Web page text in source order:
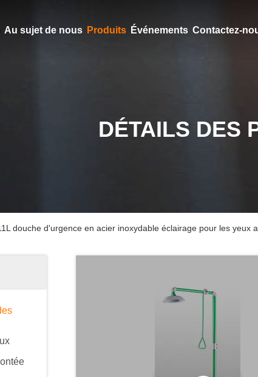
Au sujet de nous Produits Événements Contactez-
DÉTAILS DES
douche d'urgence en acier inoxydable éclairage pour les yeux